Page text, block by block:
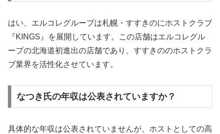
はい、エルコレグループは札幌・すすきのにホストクラブ
『KINGS』を展開しています。この店舗はエルコレグル
ープの北海道初進出の店舗であり、すすきののホストクラ
ブ業界を活性化させています。
なつき氏の年収は公表されていますか？
具体的な年収は公表されていませんが、ホストとしての高